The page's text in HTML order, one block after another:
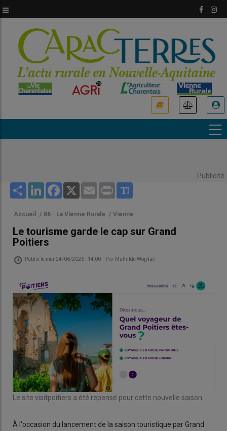
au
principal
Publicité
Share LinkedInFacebook
X Email Print
Accueil / 86 - La Vienne Rurale / Vienne
Le tourisme garde le cap sur Grand
Poitiers
Publié le mer 24/06/2026 - 14:00 - Par Mathilde Wojylac
Le site visitpoitiers a été repensé pour cette nouvelle saison.
À l'occasion du lancement de la saison touristique par Grand